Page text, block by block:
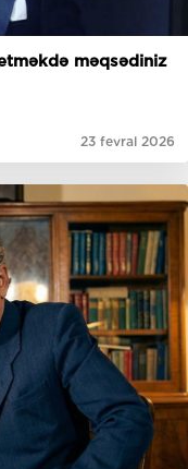
məqsədiniz
23 fevral 2026